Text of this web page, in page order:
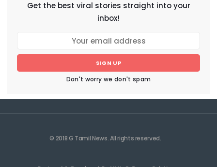
Get the best viral stories straight into your
inbox!
SIGN UP
Don't worry we don't spam
© 2018 G Tamil News. All rights reserved.